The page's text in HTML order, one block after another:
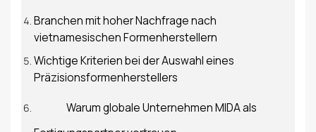
Branchen mit hoher Nachfrage nach
vietnamesischen Formenherstellern
Wichtige Kriterien bei der Auswahl eines
Präzisionsformenherstellers
Warum globale Unternehmen MIDA als